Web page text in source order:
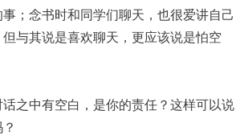
；念书时和同学们聊天，也很爱讲自己
与其说是喜欢聊天，更应该说是怕空
话之中有空白，是你的责任？这样可以说